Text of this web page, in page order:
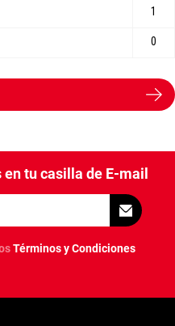
tu casilla de E-mail
Términos y Condiciones